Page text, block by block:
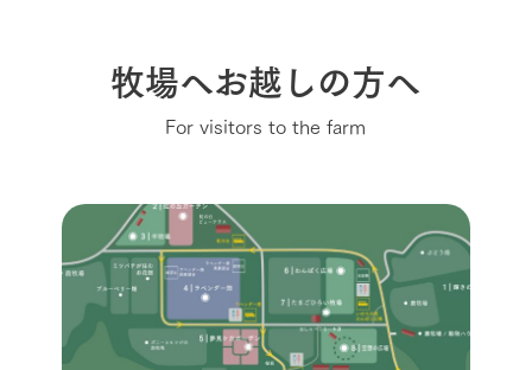
牧場へお越しの方へ
For visitors to the farm